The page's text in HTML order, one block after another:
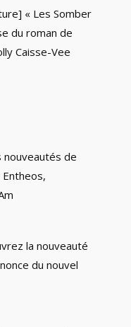
« Les Somber
du roman de
Caisse-Vee
nouveautés de
la nouveauté
du nouvel